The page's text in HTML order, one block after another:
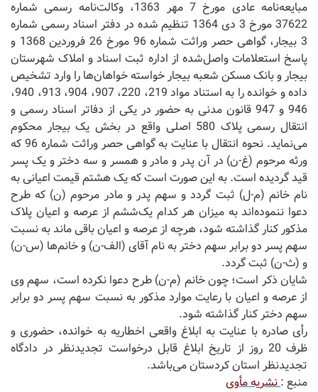
مبایعه‌نامه عادی مورخ 7 مهر 1363، وکالت‌نامه رسمی شماره
37622 مورخ 3 دی 1364 تنظیم شده در دفتر اسناد رسمی شماره
3 بیجار، گواهی حصر وراثت شماره 96 مورخ 26 فروردین 1368 و
پاسخ استعلامات واصل‌شده از اداره ثبت اسناد و املاک شهرستان
بیجار و بانک مسکن شعبه بیجار خواسته خواهان‌ها را وارد تشخیص
داده و خوانده را به استناد مواد 219، 220، 907، 904، 913، 940،
946 و 947 قانون مدنی به حضور در یکی از دفاتر اسناد رسمی و
انتقال رسمی پلاک 580 اصلی واقع در بخش یک بیجار محکوم
می‌نماید. نحوه انتقال با عنایت به گواهی حصر وراثت شماره 96 که
ورثه مرحوم (غ-ن) در آن پدر و مادر و همسر و سه دختر و یک پسر
قید گردیده است. به این صورت است که یک هشتم قیمت اعیانی به
نام خانم (م-ل) ثبت گردد و سهم پدر و مادر مرحوم (ن) که طرح
دعوا ننموده‌اند به میزان هر کدام یک‌ششم از عرصه و اعیان پلاک
مذکور کنار گذاشته شود، هرچه از عرصه و اعیان باقی ماند به نسبت
سهم پسر دو برابر سهم دختر به نام آقای (الف-ن) و خانم‌ها (س-ن)
و (ث-ن) ثبت گردد.
شایان ذکر است؛ چون خانم (م-ن) طرح دعوا نکرده است، سهم وی
از عرصه و اعیان با رعایت موارد مذکور به نسبت سهم پسر دو برابر
سهم دختر کنار گذاشته شود.
رأی صادره با عنایت به ابلاغ واقعی اخطاریه به خوانده، حضوری و
ظرف 20 روز از تاریخ ابلاغ قابل درخواست تجدیدنظر در دادگاه
تجدیدنظر استان کردستان می‌باشد.
منبع :نشریه مأوی